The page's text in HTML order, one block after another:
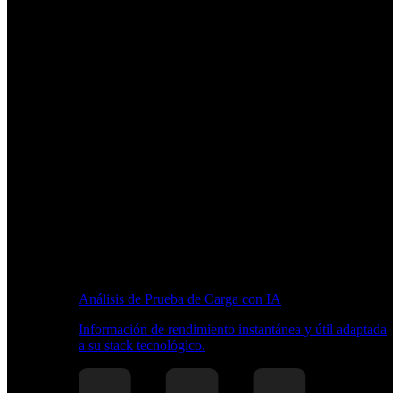
Análisis de Prueba de Carga con IA
Información de rendimiento instantánea y útil adaptada
a su stack tecnológico.